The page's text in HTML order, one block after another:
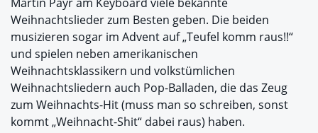
Weihnachtslieder zum Besten geben. Die beiden
musizieren sogar im Advent auf „Teufel komm raus!!“
und spielen neben amerikanischen
Weihnachtsklassikern und volkstümlichen
Weihnachtsliedern auch Pop-Balladen, die das Zeug
zum Weihnachts-Hit (muss man so schreiben, sonst
kommt „Weihnacht-Shit“ dabei raus) haben.